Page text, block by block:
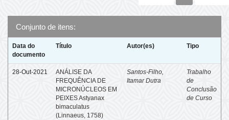
Conjunto de itens:
Data do
documento
Título Autor(es) Tipo
28-Out-2021
ANÁLISE DA
FREQUÊNCIA DE
MICRONÚCLEOS EM
PEIXES Astyanax
bimaculatus
(Linnaeus, 1758)
Santos-Filho,
Itamar Dutra
Trabalho
de
Conclusão
de Curso